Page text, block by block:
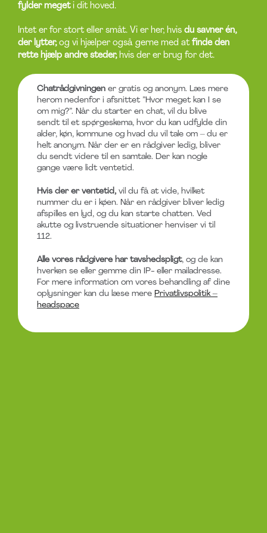
fylder megeti dit hoved.
Intet er for stort eller småt. Vi er her, hvis du savner én,
der lytter,og vi hjælper også gerne med at finde den
rette hjælp andre steder,hvis der er brug for det.
Chatrådgivningener gratis og anonym. Læs mere
herom nedenfor i afsnittet ”Hvor meget kan I se
om mig?”. Når du starter en chat, vil du blive
sendt til et spørgeskema, hvor du kan udfylde din
alder, køn, kommune og hvad du vil tale om – du er
helt anonym. Når der er en rådgiver ledig, bliver
du sendt videre til en samtale. Der kan nogle
gange være lidt ventetid.
Hvis der er ventetid,vil du få at vide, hvilket
nummer du er i køen. Når en rådgiver bliver ledig
afspilles en lyd, og du kan starte chatten. Ved
akutte og livstruende situationer henviser vi til
112.
Alle vores rådgivere har tavshedspligt, og de kan
hverken se eller gemme din IP- eller mailadresse.
For mere information om vores behandling af dine
oplysninger kan du læse mere Privatlivspolitik –
headspace